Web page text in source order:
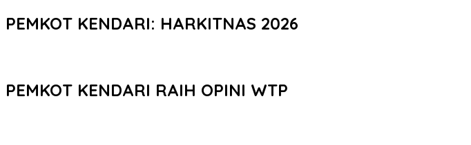
PEMKOT KENDARI: HARKITNAS 2026
PEMKOT KENDARI RAIH OPINI WTP